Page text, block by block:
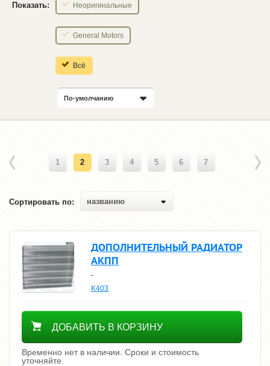
Показать: Неоригинальные
General Motors
Всё
По-умолчанию
1 2 3 4 5 6 7
Сортировать по: названию
ДОПОЛНИТЕЛЬНЫЙ РАДИАТОР
АКПП
-
K403
Уточнить цену
ДОБАВИТЬ В КОРЗИНУ
Временно нет в наличии. Сроки и стоимость
уточняйте.